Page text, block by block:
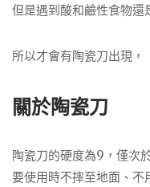
但是遇到酸和鹼性食物還
所以才會有陶瓷刀出現，
關於陶瓷刀
陶瓷刀的硬度為9，僅次
要使用時不摔至地面、不